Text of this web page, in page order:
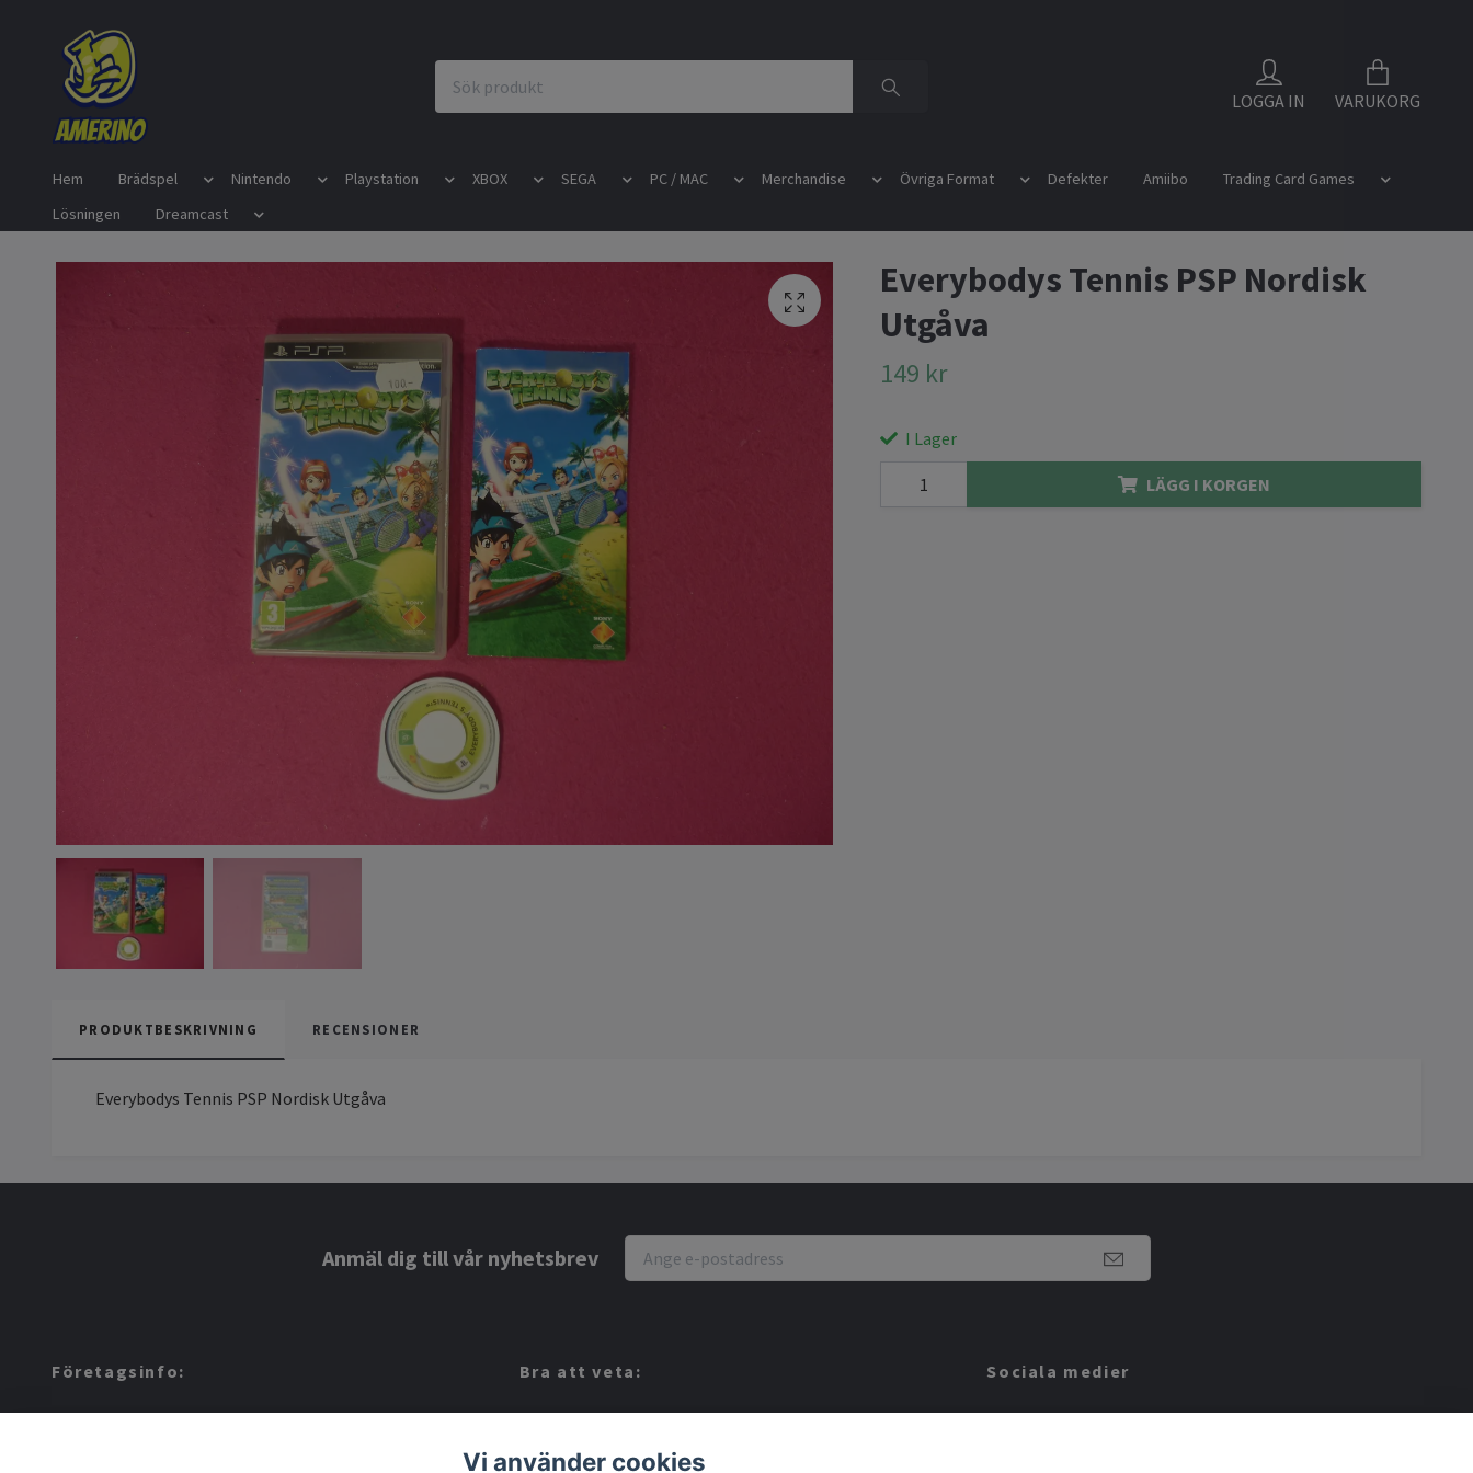
LOGGA IN VARUKORG
Hem Brädspel Nintendo Playstation XBOX SEGA PC / MAC Merchandise Övriga Format Defekter Amiibo
Trading Card Games
Lösningen
Dreamcast
Everybodys Tennis PSP Nordisk
Utgåva
149 kr
I Lager
LÄGG I KORGEN
PRODUKTBESKRIVNING RECENSIONER
Everybodys Tennis PSP Nordisk Utgåva
Anmäl dig till vår nyhetsbrev
Företagsinfo: Bra att veta:
Köpvillkor
Sociala medier
Vi använder cookies